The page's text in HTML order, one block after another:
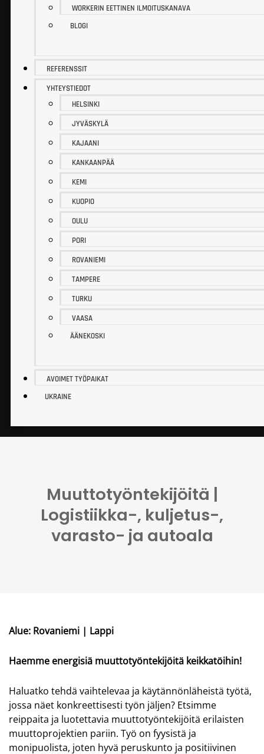
WORKERIN EETTINEN ILMOITUSKANAVA
BLOGI
REFERENSSIT
YHTEYSTIEDOT
HELSINKI
JYVÄSKYLÄ
KAJAANI
KANKAANPÄÄ
KEMI
KUOPIO
OULU
PORI
ROVANIEMI
TAMPERE
TURKU
VAASA
ÄÄNEKOSKI
AVOIMET TYÖPAIKAT
UKRAINE
Muuttotyöntekijöitä |
Logistiikka-, kuljetus-,
varasto- ja autoala
Alue: Rovaniemi | Lappi
Haemme energisiä muuttotyöntekijöitä keikkatöihin!
Haluatko tehdä vaihtelevaa ja käytännönläheistä työtä,
jossa näet konkreettisesti työn jäljen? Etsimme
reippaita ja luotettavia muuttotyöntekijöitä erilaisten
muuttoprojektien pariin. Työ on fyysistä ja
monipuolista, joten hyvä peruskunto ja positiivinen